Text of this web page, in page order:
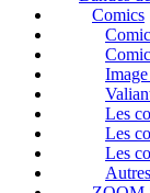
Comics
Les
Les
Les